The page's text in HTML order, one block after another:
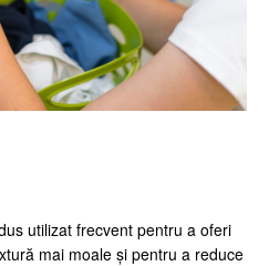
utilizat frecvent pentru a oferi
mai moale și pentru a reduce